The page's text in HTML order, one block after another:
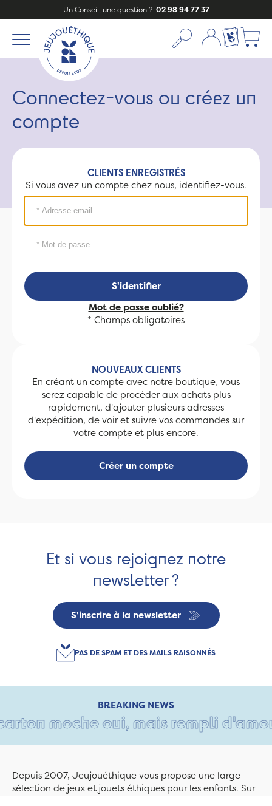
Un Conseil, une question ? 02 98 94 77 37
Mon compte
Ma liste
Connectez-vous ou créez un
compte
CLIENTS ENREGISTRÉS
Si vous avez un compte chez nous, identifiez-vous.
S'identifier
Mot de passe oublié?
* Champs obligatoires
NOUVEAUX CLIENTS
En créant un compte avec notre boutique, vous
serez capable de procéder aux achats plus
rapidement, d'ajouter plusieurs adresses
d'expédition, de voir et suivre vos commandes sur
votre compte et plus encore.
Créer un compte
Et si vous rejoignez notre
newsletter ?
S'inscrire à la newsletter
PAS DE SPAM ET DES MAILS RAISONNÉS
BREAKING NEWS
moche oui, mais rempli
Depuis 2007, Jeujouéthique vous propose une large
sélection de jeux et jouets éthiques pour les enfants. Sur